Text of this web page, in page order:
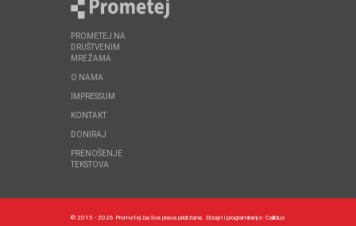
PROMETEJ NA
DRUŠTVENIM
MREŽAMA
O NAMA
IMPRESSUM
KONTAKT
DONIRAJ
PRENOŠENJE
TEKSTOVA
© 2015 - 2026 Prometej.ba Sva prava pridržana. Dizajn i programiranje: Callidus